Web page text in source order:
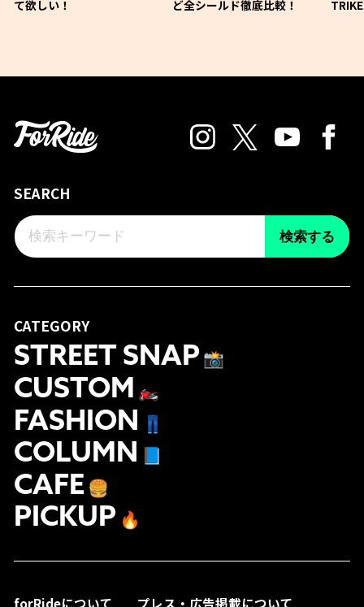
て欲しい！
ど全シールド徹底比較！
SEARCH
検索する
CATEGORY
STREET SNAP 📸
CUSTOM 🏍
FASHION 👖
COLUMN
CAFE 🍔
PICKUP 🔥
forRideについて プレス・広告掲載について